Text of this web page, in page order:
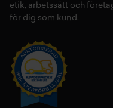
etik, arbetssätt och
för dig som kund.